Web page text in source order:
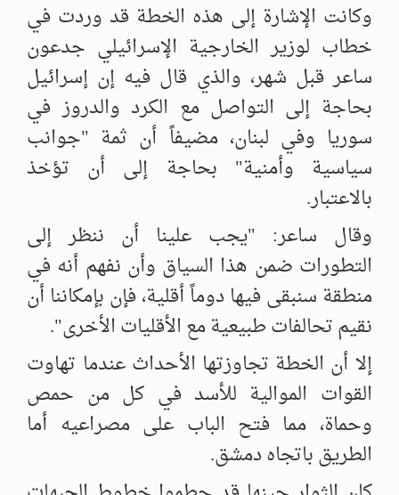
وكانت الإشارة إلى هذه الخطة قد وردت في
خطاب لوزير الخارجية الإسرائيلي ‏جدعون
ساعر قبل شهر، والذي قال فيه إن إسرائيل
بحاجة إلى التواصل مع ‏الكرد والدروز في
سوريا وفي لبنان، مضيفاً أن ثمة "جوانب
سياسية وأمنية" ‏بحاجة إلى أن تؤخذ
بالاعتبار. ‏
وقال ساعر: "يجب علينا أن ننظر إلى
التطورات ضمن هذا السياق وأن نفهم ‏أنه في
منطقة سنبقى فيها دوماً أقلية، فإن بإمكاننا أن
نقيم تحالفات طبيعية مع ‏الأقليات الأخرى". ‏
إلا أن الخطة تجاوزتها الأحداث عندما تهاوت
القوات الموالية للأسد في كل من ‏حمص
وحماة، مما فتح الباب على مصراعيه أما
الطريق باتجاه دمشق. ‏